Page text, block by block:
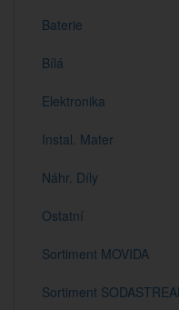
Baterie
Bílá
Elektronika
Instal. Mater
Náhr. Díly
Ostatní
Sortiment MOVIDA
Sortiment